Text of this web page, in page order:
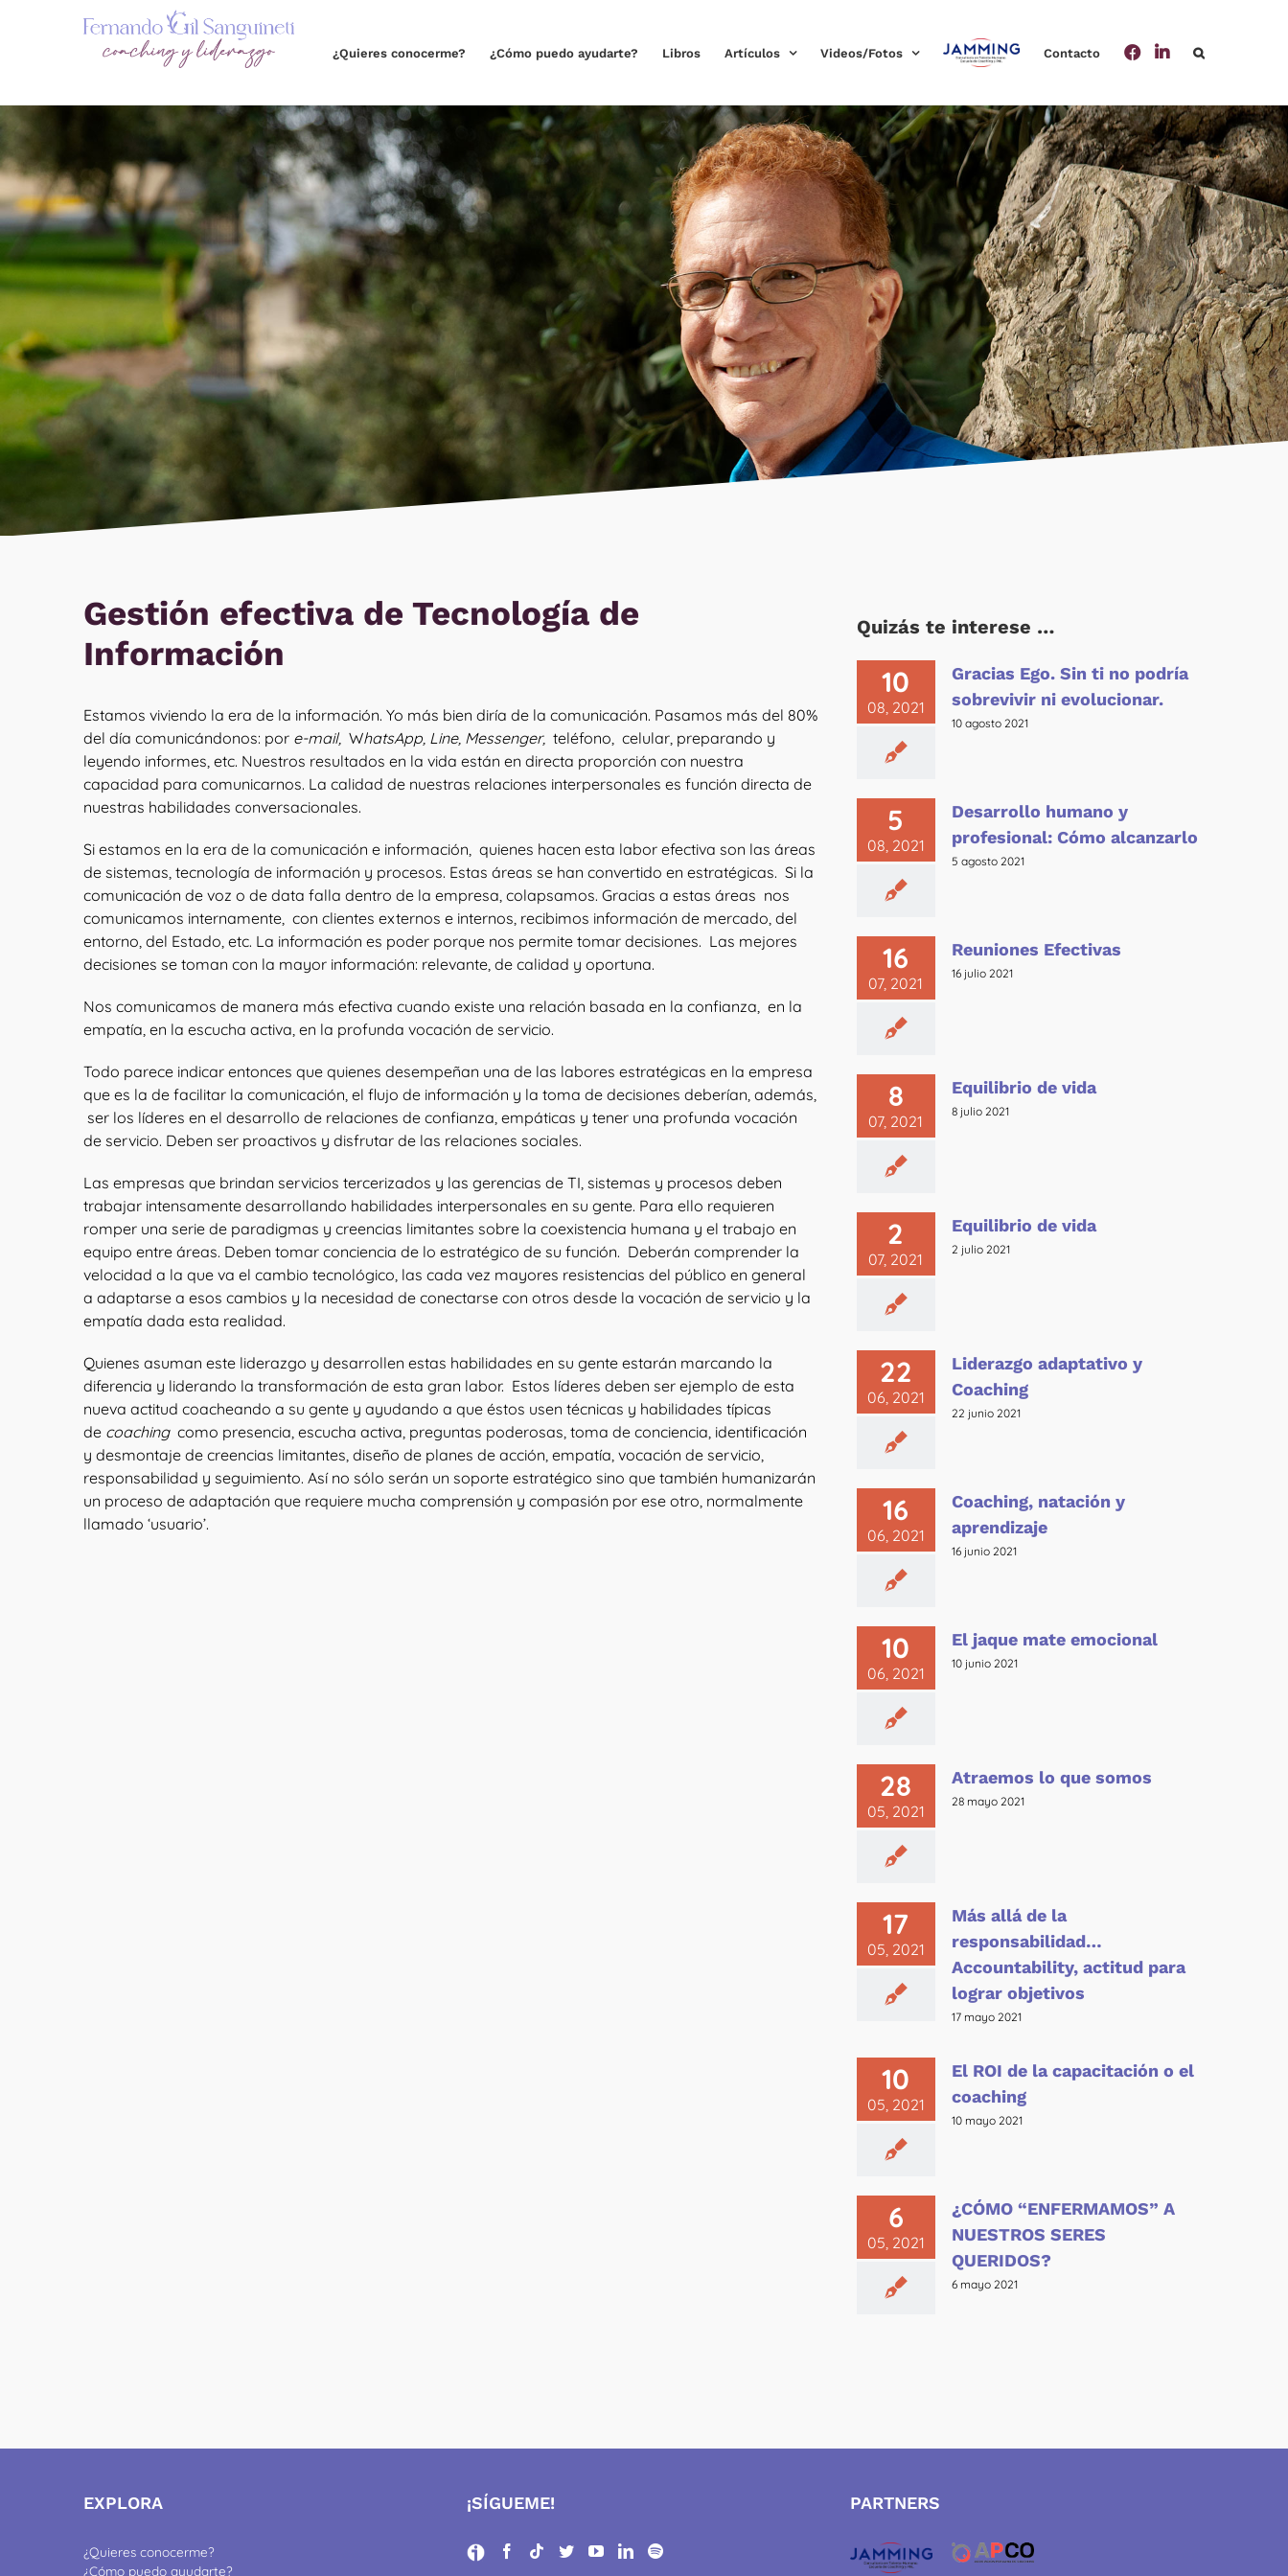
¿Quieres conocerme? ¿Cómo puedo ayudarte? Libros Artículos Videos/Fotos Contacto
Gestión efectiva de Tecnología de
Información
Estamos viviendo la era de la información. Yo más bien diría de la comunicación. Pasamos más del 80%
del día comunicándonos: por e-mail, WhatsApp, Line, Messenger, teléfono, celular, preparando y
leyendo informes, etc. Nuestros resultados en la vida están en directa proporción con nuestra
capacidad para comunicarnos. La calidad de nuestras relaciones interpersonales es función directa de
nuestras habilidades conversacionales.
Si estamos en la era de la comunicación e información, quienes hacen esta labor efectiva son las áreas
de sistemas, tecnología de información y procesos. Estas áreas se han convertido en estratégicas. Si la
comunicación de voz o de data falla dentro de la empresa, colapsamos. Gracias a estas áreas nos
comunicamos internamente, con clientes externos e internos, recibimos información de mercado, del
entorno, del Estado, etc. La información es poder porque nos permite tomar decisiones. Las mejores
decisiones se toman con la mayor información: relevante, de calidad y oportuna.
Nos comunicamos de manera más efectiva cuando existe una relación basada en la confianza, en la
empatía, en la escucha activa, en la profunda vocación de servicio.
Todo parece indicar entonces que quienes desempeñan una de las labores estratégicas en la empresa
que es la de facilitar la comunicación, el flujo de información y la toma de decisiones deberían, además,
ser los líderes en el desarrollo de relaciones de confianza, empáticas y tener una profunda vocación
de servicio. Deben ser proactivos y disfrutar de las relaciones sociales.
Las empresas que brindan servicios tercerizados y las gerencias de TI, sistemas y procesos deben
trabajar intensamente desarrollando habilidades interpersonales en su gente. Para ello requieren
romper una serie de paradigmas y creencias limitantes sobre la coexistencia humana y el trabajo en
equipo entre áreas. Deben tomar conciencia de lo estratégico de su función. Deberán comprender la
velocidad a la que va el cambio tecnológico, las cada vez mayores resistencias del público en general
a adaptarse a esos cambios y la necesidad de conectarse con otros desde la vocación de servicio y la
empatía dada esta realidad.
Quienes asuman este liderazgo y desarrollen estas habilidades en su gente estarán marcando la
diferencia y liderando la transformación de esta gran labor. Estos líderes deben ser ejemplo de esta
nueva actitud coacheando a su gente y ayudando a que éstos usen técnicas y habilidades típicas
de coaching como presencia, escucha activa, preguntas poderosas, toma de conciencia, identificación
y desmontaje de creencias limitantes, diseño de planes de acción, empatía, vocación de servicio,
responsabilidad y seguimiento. Así no sólo serán un soporte estratégico sino que también humanizarán
un proceso de adaptación que requiere mucha comprensión y compasión por ese otro, normalmente
llamado ‘usuario’.
Quizás te interese …
10
08, 2021
Gracias Ego. Sin ti no podría
sobrevivir ni evolucionar.
10 agosto 2021
5
08, 2021
Desarrollo humano y
profesional: Cómo alcanzarlo
5 agosto 2021
16
07, 2021
Reuniones Efectivas
16 julio 2021
8
07, 2021
Equilibrio de vida
8 julio 2021
2
07, 2021
Equilibrio de vida
2 julio 2021
22
06, 2021
Liderazgo adaptativo y
Coaching
22 junio 2021
16
06, 2021
Coaching, natación y
aprendizaje
16 junio 2021
10
06, 2021
El jaque mate emocional
10 junio 2021
28
05, 2021
Atraemos lo que somos
28 mayo 2021
17
05, 2021
Más allá de la
responsabilidad…
Accountability, actitud para
lograr objetivos
17 mayo 2021
10
05, 2021
El ROI de la capacitación o el
coaching
10 mayo 2021
6
05, 2021
¿CÓMO “ENFERMAMOS” A
NUESTROS SERES
QUERIDOS?
6 mayo 2021
EXPLORA
¿Quieres conocerme?
¿Cómo puedo ayudarte?
¡SÍGUEME! PARTNERS